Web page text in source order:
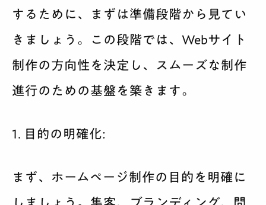
するために、まずは準備段階から見てい
きましょう。この段階では、Webサイト
制作の方向性を決定し、スムーズな制作
進行のための基盤を築きます。
1. 目的の明確化:
まず、ホームページ制作の目的を明確に